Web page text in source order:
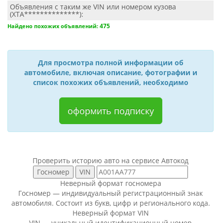
Объявления с таким же VIN или номером кузова
(XTA**************):
Найдено похожих объявлений: 475
Для просмотра полной информации об
автомобиле, включая описание, фотографии и
список похожих объявлений, необходимо
оформить подписку
Проверить историю авто на сервисе Автокод
Неверный формат госномера
Госномер — индивидуальный регистрационный знак
автомобиля. Состоит из букв, цифр и регионального кода.
Неверный формат VIN